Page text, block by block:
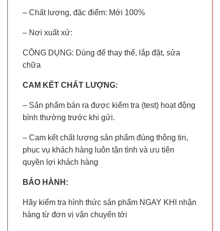
– Chất lượng, đặc điểm: Mới 100%
– Nơi xuất xứ:
CÔNG DỤNG: Dùng để thay thế, lắp đặt, sửa
chữa
CAM KẾT CHẤT LƯỢNG:
– Sản phẩm bán ra được kiểm tra (test) hoạt động
bình thường trước khi gửi.
– Cam kết chất lượng sản phẩm đúng thông tin,
phục vụ khách hàng luôn tận tình và ưu tiên
quyền lợi khách hàng
BẢO HÀNH:
Hãy kiểm tra hình thức sản phẩm NGAY KHI nhận
hàng từ đơn vị vận chuyển tới